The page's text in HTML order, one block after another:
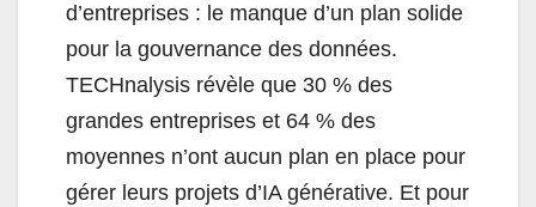
d’entreprises : le manque d’un plan solide
pour la gouvernance des données.
TECHnalysis révèle que 30 % des
grandes entreprises et 64 % des
moyennes n’ont aucun plan en place pour
gérer leurs projets d’IA générative. Et pour